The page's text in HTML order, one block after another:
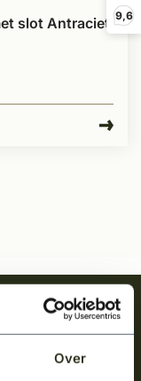
Over
9,6
slot Antraciet
nieuws